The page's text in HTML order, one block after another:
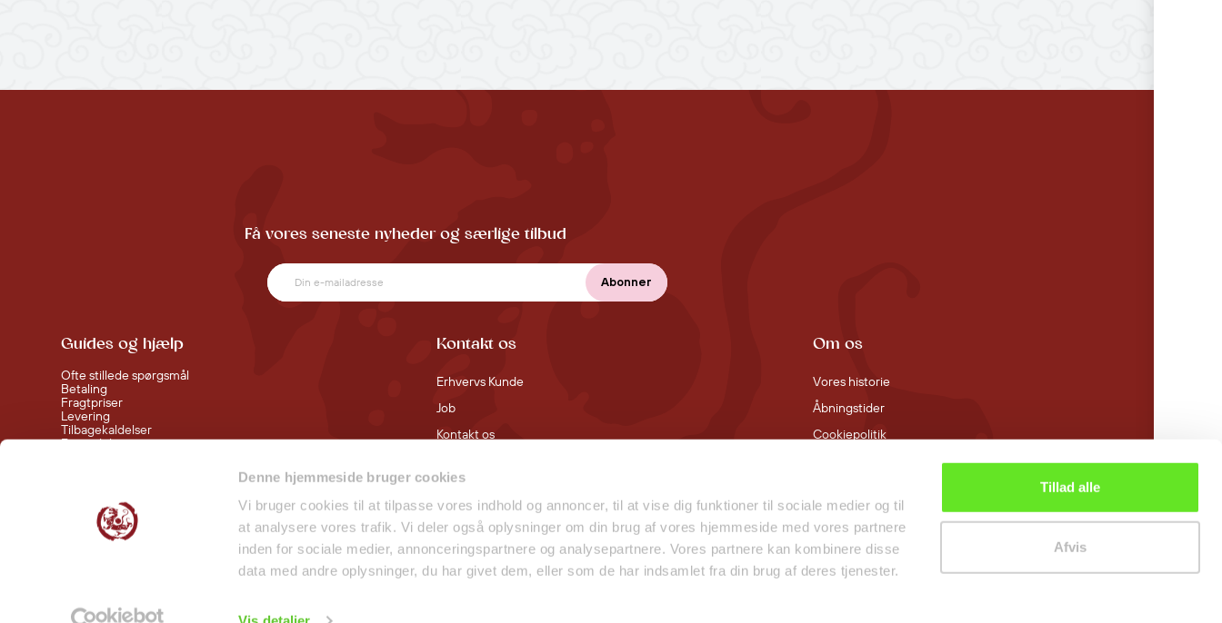
Denne hjemmeside bruger cookies
Vi bruger cookies til at tilpasse vores indhold og annoncer, til at vise dig funktioner til sociale medier og til
at analysere vores trafik. Vi deler også oplysninger om din brug af vores hjemmeside med vores partnere
inden for sociale medier, annonceringspartnere og analysepartnere. Vores partnere kan kombinere disse
data med andre oplysninger, du har givet dem, eller som de har indsamlet fra din brug af deres tjenester.
Tillad alle
Afvis
Få vores seneste nyheder og særlige tilbud
Guides og hjælp
Ofte stillede spørgsmål
Betaling
Fragtpriser
Levering
Tilbagekaldelser
Fortrydelsesret
Kontakt os
Erhvervs Kunde
Job
Kontakt os
Om os
Vores historie
Åbningstider
Cookiepolitik
Smiley Rapport - Butikker